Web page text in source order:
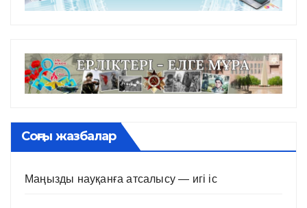
Соңғы жазбалар
Маңызды науқанға атсалысу — игі іс